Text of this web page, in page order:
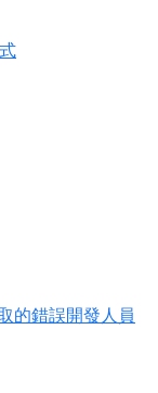
的錯誤開發人員